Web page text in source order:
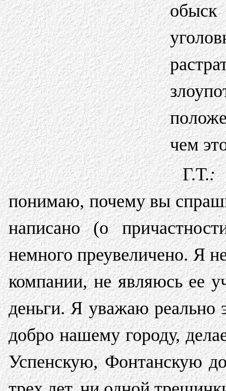
чем
Г.Т.:
понимаю, почему вы
написано (о
немного преувеличено. Я
компании, не являюсь ее
деньги. Я уважаю реально
добро нашему городу,
Успенскую, Фонтанскую